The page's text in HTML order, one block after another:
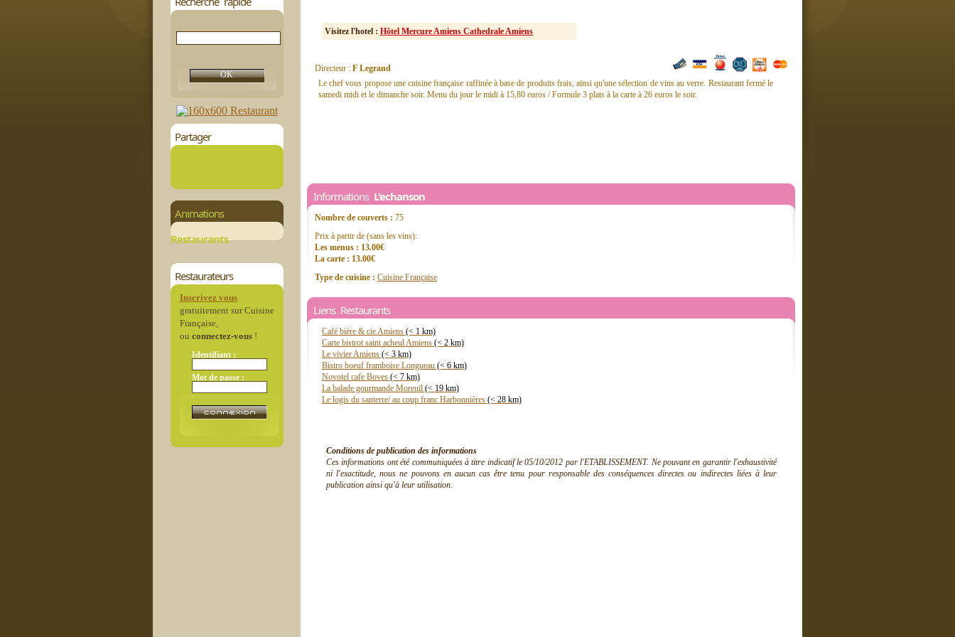
Partager
Animations
Restaurants
Restaurateurs
Inscrivez vous
gratuitement sur Cuisine
Française,
ou connectez-vous!
Identifiant :
Mot de passe :
Visitez l'hotel : Hôtel Mercure Amiens Cathedrale Amiens
Directeur : F Legrand
Le chef vous propose une cuisine française raffinée à base de produits frais, ainsi qu'une sélection de vins au verre. Restaurant fermé le
samedi midi et le dimanche soir. Menu du jour le midi à 15,80 euros / Formule 3 plats à la carte à 26 euros le soir.
Informations L'echanson
Nombre de couverts : 75
Prix à partir de (sans les vins):
Les menus : 13.00€
La carte : 13.00€
Type de cuisine : Cuisine Française
Liens Restaurants
Café bière & cie Amiens (< 1 km)
Carte bistrot saint acheul Amiens (< 2 km)
Le vivier Amiens (< 3 km)
Bistro boeuf framboise Longueau (< 6 km)
Novotel cafe Boves (< 7 km)
La balade gourmande Moreuil (< 19 km)
Le logis du santerre/ au coup franc Harbonnières (< 28 km)
Conditions de publication des informations
Ces informations ont été communiquées à titre indicatif le 05/10/2012 par l'ETABLISSEMENT. Ne pouvant en garantir l'exhaustivité
ni l'exactitude, nous ne pouvons en aucun cas être tenu pour responsable des conséquences directes ou indirectes liées à leur
publication ainsi qu'à leur utilisation.